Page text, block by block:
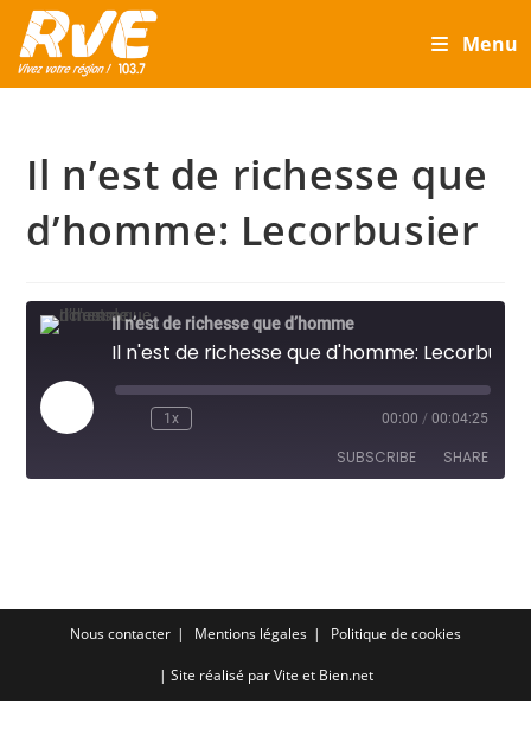
Skip
content
Menu
Il n’est de richesse que
d’homme: Lecorbusier
Il n’est de richesse que d’homme
Play
Episode
1x 00:00 / 00:04:25
SUBSCRIBE SHARE
EMBEDNous contacter Mentions légales Politique de cookies
| Site réalisé parVite et Bien.net